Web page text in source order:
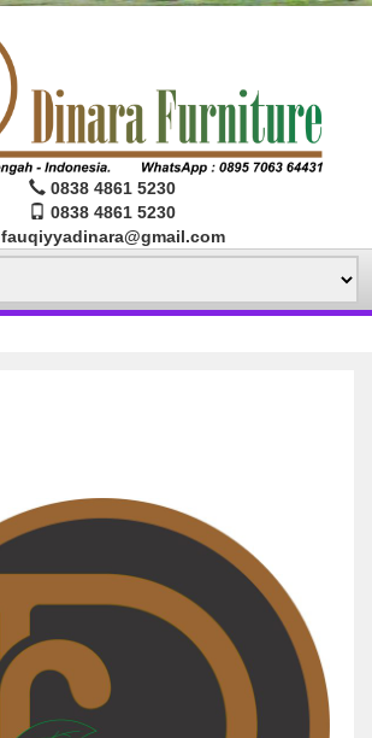
0838 4861 5230
0838 4861 5230
fauqiyyadinara@gmail.com